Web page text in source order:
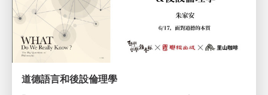
道德語言和後設倫理學